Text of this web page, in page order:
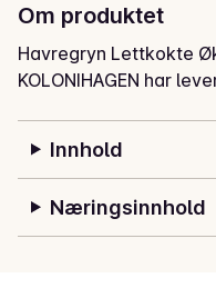
Om produktet
Havregryn Lettkokte
KOLONIHAGEN har
Innhold
Næringsinnhold